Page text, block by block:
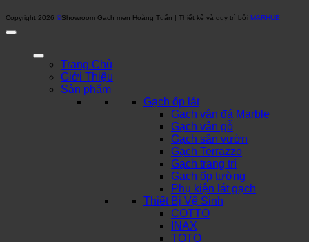
Copyright 2026 ©Showroom Gạch men Hoàng Tuấn | Thiết kế và duy trì bởi MARHUB
Trang Chủ
Giới Thiệu
Sản phẩm
Gạch ốp lát
Gạch vân đá Marble
Gạch vân gỗ
Gạch sân vườn
Gạch Terrazzo
Gạch trang trí
Gạch ốp tường
Phụ kiện lát gạch
Thiết Bị Vệ Sinh
COTTO
INAX
TOTO